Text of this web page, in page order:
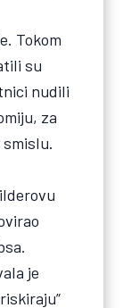
Tokom
su
nudili
za
je